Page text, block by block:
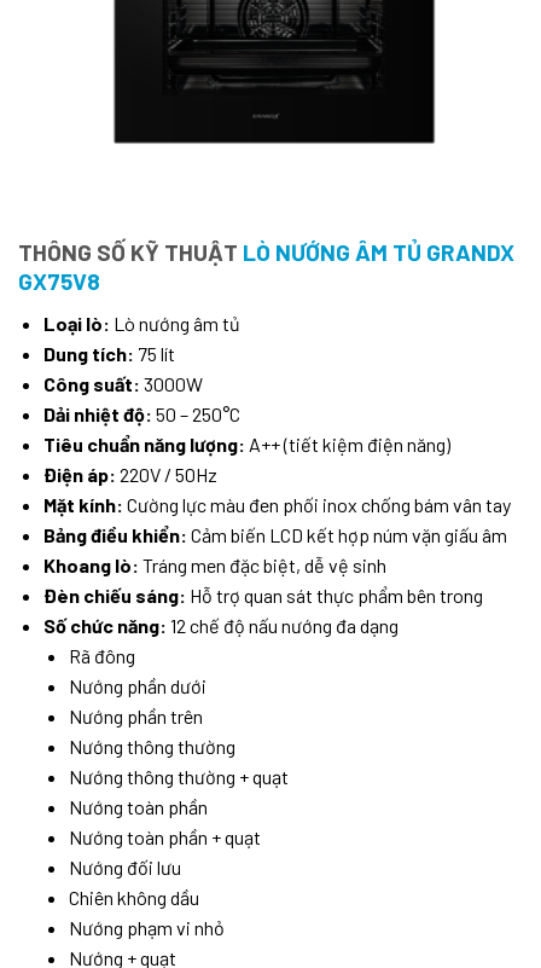
THÔNG SỐ KỸ THUẬT LÒ NƯỚNG ÂM TỦ GRANDX
GX75V8
Loại lò: Lò nướng âm tủ
Dung tích: 75 lít
Công suất: 3000W
Dải nhiệt độ: 50 – 250°C
Tiêu chuẩn năng lượng: A++ (tiết kiệm điện năng)
Điện áp: 220V / 50Hz
Mặt kính: Cường lực màu đen phối inox chống bám vân tay
Bảng điều khiển: Cảm biến LCD kết hợp núm vặn giấu âm
Khoang lò: Tráng men đặc biệt, dễ vệ sinh
Đèn chiếu sáng: Hỗ trợ quan sát thực phẩm bên trong
Số chức năng: 12 chế độ nấu nướng đa dạng
Rã đông
Nướng phần dưới
Nướng phần trên
Nướng thông thường
Nướng thông thường + quạt
Nướng toàn phần
Nướng toàn phần + quạt
Nướng đối lưu
Chiên không dầu
Nướng phạm vi nhỏ
Nướng + quạt